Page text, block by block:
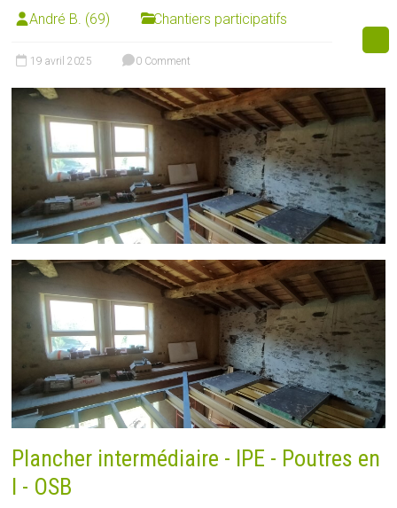
André B. (69) Chantiers participatifs
19 avril 2025 0 Comment
Plancher intermédiaire - IPE - Poutres en
I - OSB